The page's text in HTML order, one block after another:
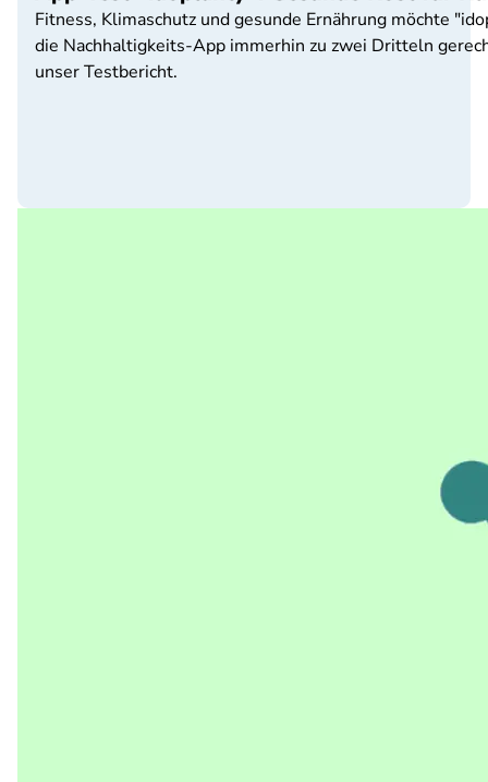
Fitness, Klimaschutz und gesunde Ernährung möchte
die Nachhaltigkeits-App immerhin zu zwei Dritteln
unser Testbericht.